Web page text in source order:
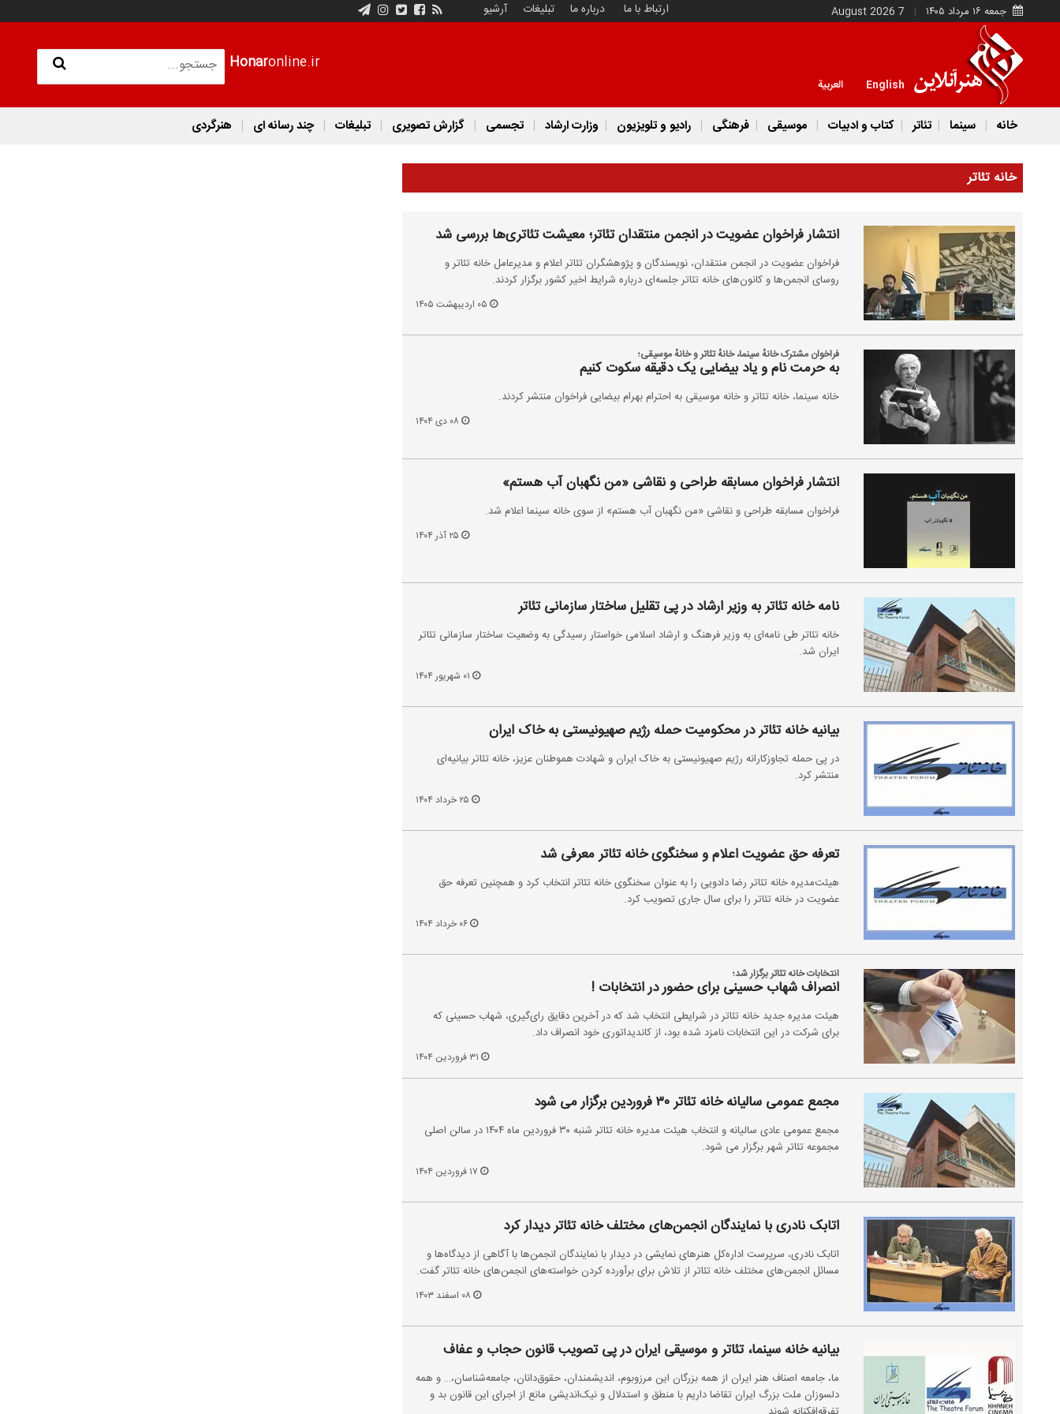
جمعه ۱۶ مرداد ۱۴۰۵ 7 August 2026 ارتباط با ما درباره ما تبلیغات آرشیو
Honaronline.ir
English العربية
خانه سینما تئاتر کتاب و ادبیات موسیقی فرهنگی رادیو و تلویزیون وزارت ارشاد تجسمی گزارش تصویری تبلیغات چند رسانه ای هنرگردی
خانه تئاتر
انتشار فراخوان عضویت در انجمن منتقدان تئاتر؛ معیشت تئاتری‌ها بررسی شد
فراخوان عضویت در انجمن منتقدان، نویسندگان و پژوهشگران تئاتر اعلام و مدیرعامل خانه تئاتر و
روسای انجمن‌ها و کانون‌های خانه تئاتر جلسه‌ای درباره شرایط اخیر کشور برگزار کردند.
فراخوان مشترک خانهٔ سینما، خانهٔ تئاتر و خانهٔ موسیقی؛
به حرمت نام و یاد بیضایی یک دقیقه سکوت کنیم
خانه سینما، خانه تئاتر و خانه موسیقی به احترام بهرام بیضایی فراخوان منتشر کردند.
انتشار فراخوان مسابقه طراحی و نقاشی «من نگهبان آب هستم»
فراخوان مسابقه طراحی و نقاشی «من نگهبان آب هستم» از سوی خانه سینما اعلام شد.
نامه خانه تئاتر به وزیر ارشاد در پی تقلیل ساختار سازمانی تئاتر
خانه تئاتر طی نامه‌ای به وزیر فرهنگ و ارشاد اسلامی خواستار رسیدگی به وضعیت ساختار سازمانی تئاتر
ایران شد.
بیانیه خانه تئاتر در محکومیت حمله رژیم صهیونیستی به خاک ایران
در پی حمله تجاوزکارانه رژیم صهیونیستی به خاک ایران و شهادت هموطنان عزیز، خانه تئاتر بیانیه‌ای
منتشر کرد.
تعرفه حق عضویت اعلام و سخنگوی خانه تئاتر معرفی شد
هیئت‌مدیره خانه تئاتر رضا دادویی را به عنوان سخنگوی خانه تئاتر انتخاب کرد و همچنین تعرفه حق
عضویت در خانه تئاتر را برای سال جاری تصویب کرد.
۰۶ خرداد ۱۴۰۴
انتخابات خانه تئاتر برگزار شد؛
انصراف شهاب حسینی برای حضور در انتخابات !
هیئت مدیره جدید خانه تئاتر در شرایطی انتخاب شد که در آخرین دقایق رای‌گیری، شهاب حسینی که
برای شرکت در این انتخابات نامزد شده بود، از کاندیداتوری خود انصراف داد.
مجمع عمومی سالیانه خانه تئاتر ۳۰ فروردین برگزار می شود
مجمع عمومی عادی سالیانه و انتخاب هیئت مدیره خانه تئاتر شنبه ۳۰ فروردین ماه ۱۴۰۴ در سالن اصلی
مجموعه تئاتر شهر برگزار می شود.
اتابک نادری با نمایندگان انجمن‌های مختلف خانه تئاتر دیدار کرد
اتابک نادری، سرپرست اداره‌کل هنرهای نمایشی در دیدار با نمایندگان انجمن‌ها با آگاهی از دیدگاه‌ها و
مسائل انجمن‌های مختلف خانه تئاتر از تلاش برای برآورده کردن خواسته‌های انجمن‌های خانه تئاتر گفت.
بیانیه خانه سینما، تئاتر و موسیقی ایران در پی تصویب قانون حجاب و عفاف
ما، جامعه اصناف هنر ایران از همه بزرگان این مرزوبوم، اندیشمندان، حقوق‌دانان، جامعه‌شناسان،… و همه
دلسوزان ملت بزرگ ایران تقاضا داریم با منطق و استدلال و نیک‌اندیشی مانع از اجرای این قانون بد و